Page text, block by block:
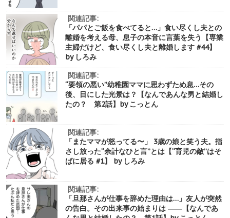
関連記事:
「パパとご飯を食べてると…」食い尽くし夫との
離婚を考える母、息子の本音に言葉を失う【専業
主婦だけど、食い尽くし夫と離婚します #44】
by しろみ
関連記事:
“要領の悪い”幼稚園ママに思わずため息…その
後、目にした光景は？【なんであんな男と結婚し
たの？ 第2話】by こっとん
関連記事:
「またママが怒ってる〜」 3歳の娘と笑う夫。指
さし放った“余計なひと言”とは【“育児の敵”はそ
ばに居る #1】 by しろみ
関連記事:
「旦那さんが仕事を辞めた理由は…」友人が突然
の告白。その出来事の始まりは ――【なんであ